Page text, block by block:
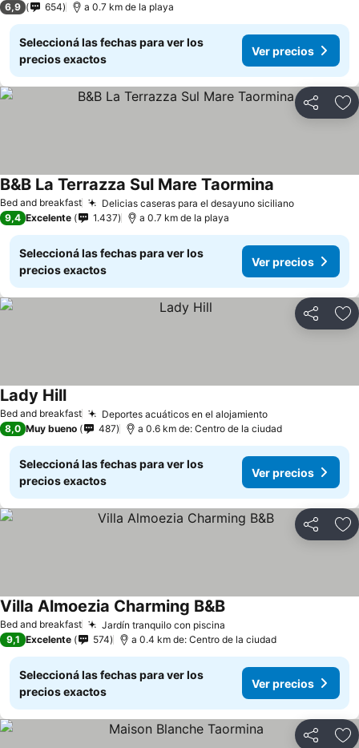
6,9 654 a 0.7 km de la playa
Seleccioná las fechas para ver los
precios exactos
Ver precios
Compartir
Bed and breakfast Delicias caseras para el desayuno siciliano
B&B La Terrazza Sul Mare Taormina
9,4 Excelente 1.437 a 0.7 km de la playa
Seleccioná las fechas para ver los
precios exactos
Ver precios
Compartir
Bed and breakfast Deportes acuáticos en el alojamiento
Lady Hill
8,0 Muy bueno 487 a 0.6 km de: Centro de la ciudad
Seleccioná las fechas para ver los
precios exactos
Ver precios
Compartir
Bed and breakfast Jardín tranquilo con piscina
Villa Almoezia Charming B&B
9,1 Excelente 574 a 0.4 km de: Centro de la ciudad
Seleccioná las fechas para ver los
precios exactos
Ver precios
Compartir